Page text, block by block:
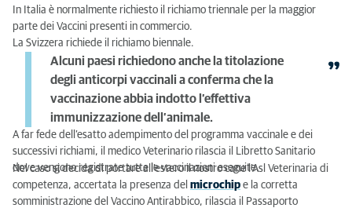
In Italia è normalmente richiesto il richiamo triennale per la maggior
parte dei Vaccini presenti in commercio.
La Svizzera richiede il richiamo biennale.
Alcuni paesi richiedono anche la titolazione
degli anticorpi vaccinali a conferma che la
vaccinazione abbia indotto l’effettiva
immunizzazione dell’animale.
A far fede dell’esatto adempimento del programma vaccinale e dei
successivi richiami, il medico Veterinario rilascia il Libretto Sanitario
dove vengono registrate tutte le vaccinazioni eseguite.
Nel caso si decida di portare all’estero il nostro cane l’Asl Veterinaria di
competenza, accertata la presenza del microchip e la corretta
somministrazione del Vaccino Antirabbico, rilascia il Passaporto